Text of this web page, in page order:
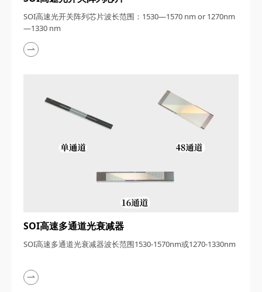
SOI高速光开关阵列芯片波长范围：1530—1570 nm or 1270nm
—1330 nm
SOI高速多通道光衰减器
SOI高速多通道光衰减器波长范围1530-1570nm或1270-1330nm